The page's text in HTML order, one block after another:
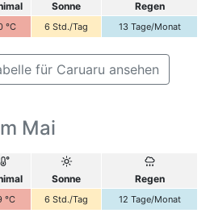
Sonne Regen
°C 6 Std./Tag 13 Tage/Monat
für Caruaru ansehen
Mai
Sonne Regen
°C 6 Std./Tag 12 Tage/Monat